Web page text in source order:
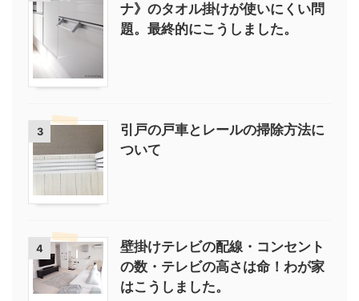
ナ》のタオル掛けが使いにくい問
題。最終的にこうしました。
3
引戸の戸車とレールの掃除方法に
ついて
4
壁掛けテレビの配線・コンセント
の数・テレビの高さは命！わが家
はこうしました。